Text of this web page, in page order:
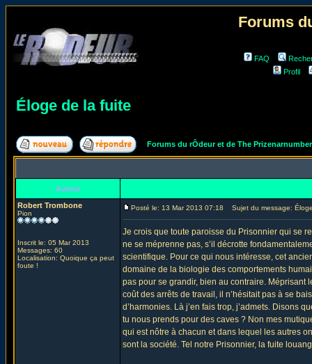
Forums
FAQ
Profil
Éloge de la fuite
Forums du rÔdeur et de The
Auteur
Robert Trombone
Pion
Inscrit le: 05 Mar 2013
Messages: 60
Localisation: Quoique ça peut
foute !
Posté le: 13 Mar 2013 07:18 Sujet du message:
Je crois que toute paroisse du Prisonnier qui se
ne se méprenne pas, s’il décrotte
scientifique. Pour ce qui nous intéresse, cet
domaine de la biologie des comportements
pas pour se grandir, bien au contraire. Méprisant
coût des arrêts de travail, il n’hésitait pas à se
d’harmonies. Là j’en fais trop, j’admets. Disons
tu nous prends pour des caves ? Non mes
qui est nôtre à chacun et dans lequel les autres
sont la société. Tel notre Prisonnier, la fuite